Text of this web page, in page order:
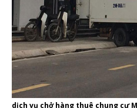
dịch vụ chở hàng thuê chung cư